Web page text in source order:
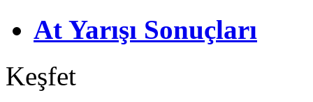
At Yarışı Sonuçları
Keşfet